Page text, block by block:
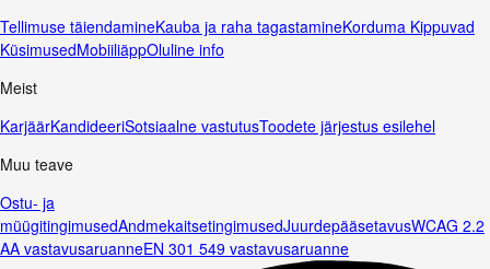
Tellimuse täiendamineKauba ja raha tagastamineKorduma Kippuvad
KüsimusedMobiiliäppOluline info
Meist
KarjäärKandideeriSotsiaalne vastutusToodete järjestus esilehel
Muu teave
Ostu- ja
müügitingimusedAndmekaitsetingimusedJuurdepääsetavusWCAG 2.2
AA vastavusaruanneEN 301 549 vastavusaruanne